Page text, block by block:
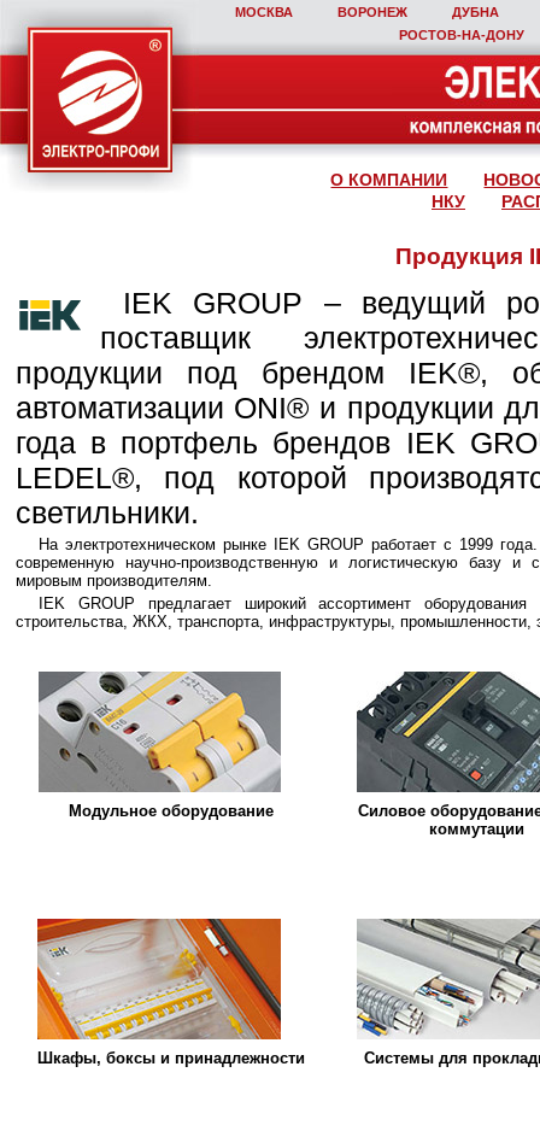
МОСКВА ВОРОНЕЖ
ДУБНА
РОСТОВ‑НА‑ДОНУ
О КОМПАНИИ
НКУ
Продукция
IEK GROUP – ведущий
поставщик
продукции под брендом IEK®,
автоматизации ONI® и продукции
года в портфель брендов IEK
LEDEL®, под которой
светильники.
На электротехническом рынке IEK GROUP работает с 1999
современную научно-производственную и логистическую базу и
мировым производителям.
IEK GROUP предлагает широкий ассортимент
строительства, ЖКХ, транспорта, инфраструктуры, промышленности,
Модульное оборудование
Cиловое
коммутации
Шкафы, боксы и принадлежности Cистемы для